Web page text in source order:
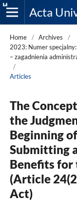
Home / Archives
/
2023: Numer
– zagadnienia
/
Articles
The
the
Beginning
Submitting
Benefits for
(Article
Act)